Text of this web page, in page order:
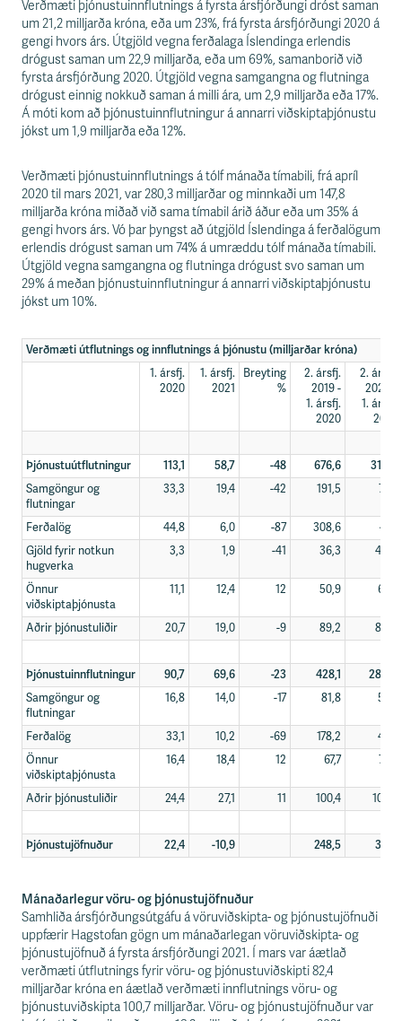
Verðmæti þjónustuinnflutnings á fyrsta ársfjórðungi dróst saman
um 21,2 milljarða króna, eða um 23%, frá fyrsta ársfjórðungi 2020 á
gengi hvors árs. Útgjöld vegna ferðalaga Íslendinga erlendis
drógust saman um 22,9 milljarða, eða um 69%, samanborið við
fyrsta ársfjórðung 2020. Útgjöld vegna samgangna og flutninga
drógust einnig nokkuð saman á milli ára, um 2,9 milljarða eða 17%.
Á móti kom að þjónustuinnflutningur á annarri viðskiptaþjónustu
jókst um 1,9 milljarða eða 12%.
Verðmæti þjónustuinnflutnings á tólf mánaða tímabili, frá apríl
2020 til mars 2021, var 280,3 milljarðar og minnkaði um 147,8
milljarða króna miðað við sama tímabil árið áður eða um 35% á
gengi hvors árs. Vó þar þyngst að útgjöld Íslendinga á ferðalögum
erlendis drógust saman um 74% á umræddu tólf mánaða tímabili.
Útgjöld vegna samgangna og flutninga drógust svo saman um
29% á meðan þjónustuinnflutningur á annarri viðskiptaþjónustu
jókst um 10%.
Verðmæti útflutnings og innflutnings á þjónustu (milljarðar króna)
1. ársfj.
2020
1. ársfj.
2021
Breyting
%
2. ársfj.
2019 -
1. ársfj.
2020
2. ársfj.
2020 -
1. ársfj.
2021
Þjónustuútflutningur 113,1 58,7 -48 676,6
319,8
Samgöngur og
flutningar
33,3 19,4 -42 191,5 77,4
Ferðalög 44,8 6,0 -87 308,6
47,7
Gjöld fyrir notkun
hugverka
3,3 1,9 -41 36,3 49,6
Önnur
viðskiptaþjónusta
11,1 12,4 12 50,9 63,1
Aðrir þjónustuliðir 20,7 19,0 -9 89,2 82,0
Þjónustuinnflutningur 90,7 69,6 -23 428,1
280,3
Samgöngur og
flutningar
16,8 14,0 -17 81,8 58,1
Ferðalög 33,1 10,2 -69 178,2
46,1
Önnur
viðskiptaþjónusta
16,4 18,4 12 67,7 74,7
Aðrir þjónustuliðir 24,4 27,1 11 100,4 101,3
Þjónustujöfnuður 22,4 -10,9 248,5 39,5
Mánaðarlegur vöru- og þjónustujöfnuður
Samhliða ársfjórðungsútgáfu á vöruviðskipta- og þjónustujöfnuði
uppfærir Hagstofan gögn um mánaðarlegan vöruviðskipta- og
þjónustujöfnuð á fyrsta ársfjórðungi 2021. Í mars var áætlað
verðmæti útflutnings fyrir vöru- og þjónustuviðskipti 82,4
milljarðar króna en áætlað verðmæti innflutnings vöru- og
þjónustuviðskipta 100,7 milljarðar. Vöru- og þjónustujöfnuður var